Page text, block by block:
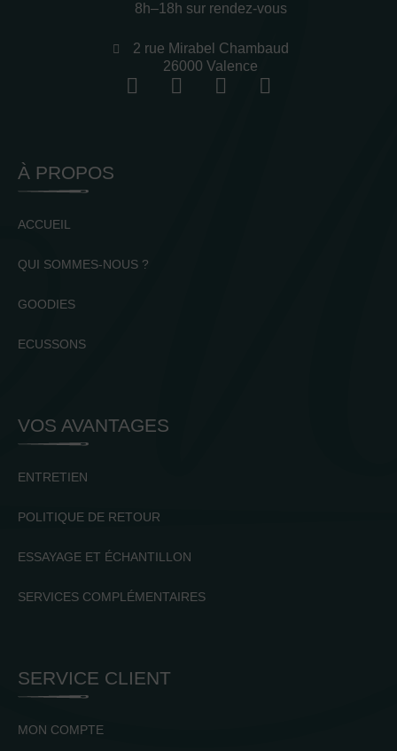
8h–18h sur rendez-vous
2 rue Mirabel Chambaud
26000 Valence
À PROPOS
ACCUEIL
QUI SOMMES-NOUS ?
GOODIES
ECUSSONS
VOS AVANTAGES
ENTRETIEN
POLITIQUE DE RETOUR
ESSAYAGE ET ÉCHANTILLON
SERVICES COMPLÉMENTAIRES
SERVICE CLIENT
MON COMPTE